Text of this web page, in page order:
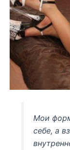
Мои
себе, а